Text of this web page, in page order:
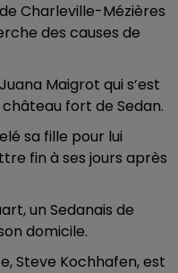
Charleville-Mézières
des causes de
Maigrot qui s’est
fort de Sedan.
sa fille pour lui
fin à ses jours après
un Sedanais de
domicile.
Steve Kochhafen, est